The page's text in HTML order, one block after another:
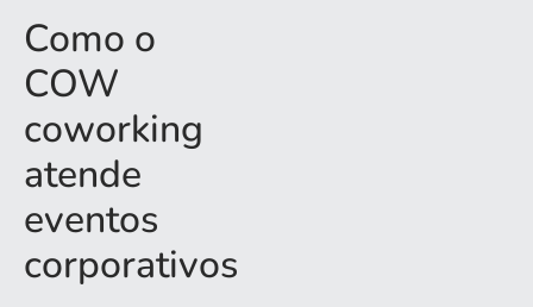
Como o
COW
coworking
atende
eventos
corporativos